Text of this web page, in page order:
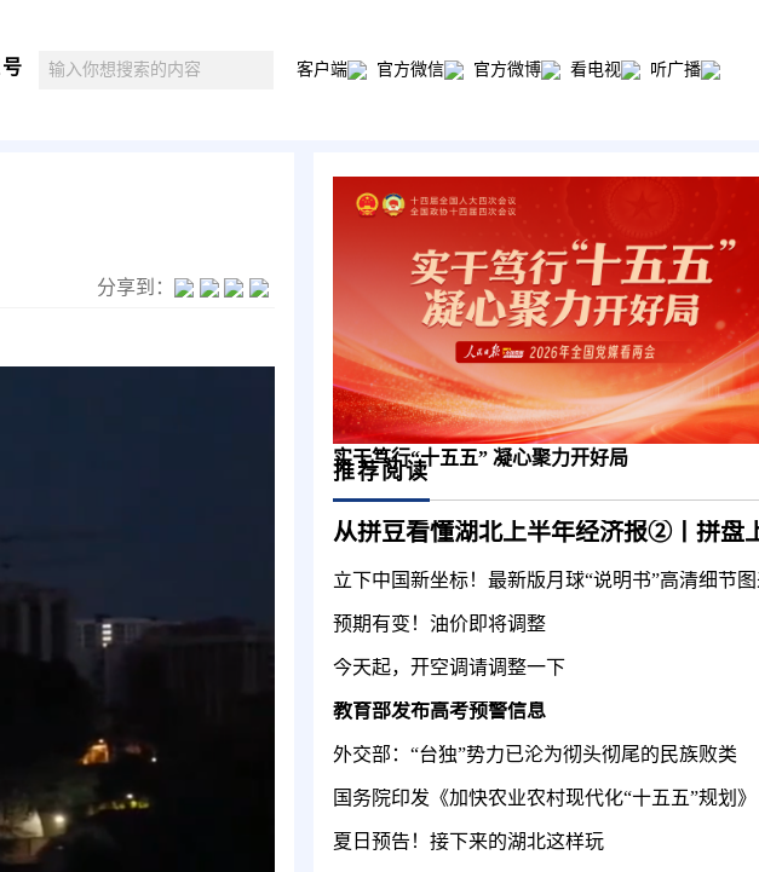
客户端 官方微信 官方微博 看电视 听广播
分享到：
实干笃行“十五五” 凝心聚力开好局
推荐阅读
立下中国新坐标！最新版月球“说明书”高清细节
预期有变！油价即将调整
今天起，开空调请调整一下
教育部发布高考预警信息
外交部：“台独”势力已沦为彻头彻尾的民族败类
国务院印发《加快农业农村现代化“十五五”规划》
夏日预告！接下来的湖北这样玩